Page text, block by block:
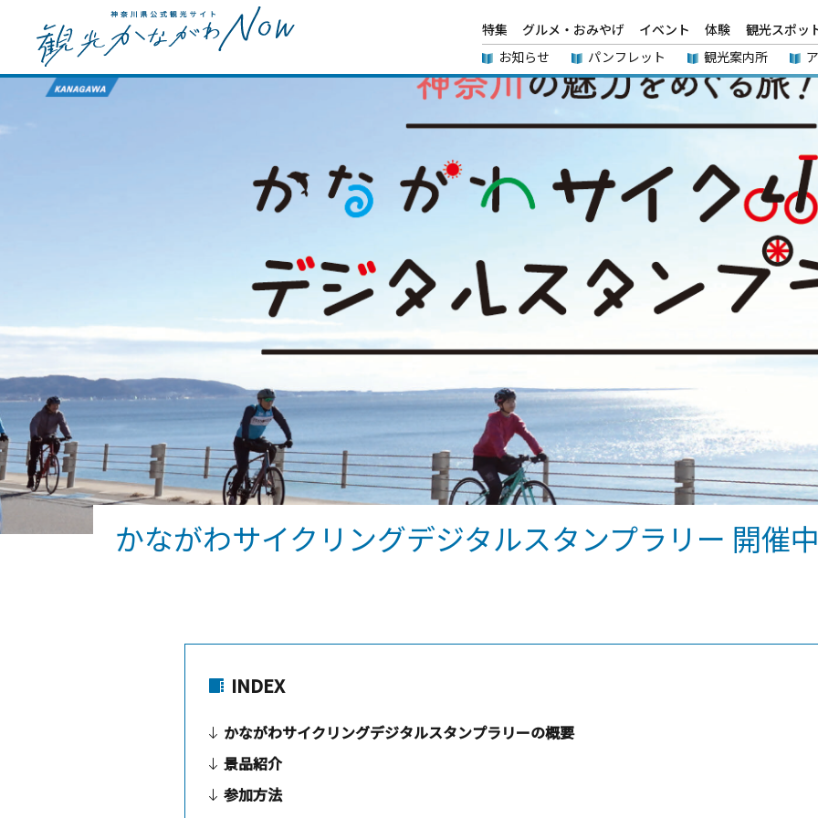
特集 グルメ・おみやげ イベント 体験
観光スポッ
お知らせ
パンフレット 観光案内所
かながわサイクリングデジタルスタンプラリー 開催
INDEX
かながわサイクリングデジタルスタンプラリーの概要
景品紹介
参加方法